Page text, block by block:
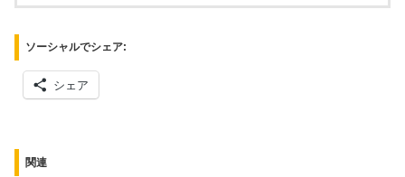
ソーシャルでシェア:
シェア
関連